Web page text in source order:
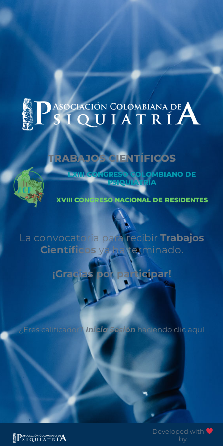
TRABAJOS CIENTÍFICOS
LXIII CONGRESO COLOMBIANO DE
PSIQUIATRÍA
XVIII CONGRESO NACIONAL DE RESIDENTES
La convocatoria para recibir Trabajos
Científicos ya ha terminado.
¡Gracias por participar!
¿Eres calificador?Inicia Sesiónhaciendo clic aquí
Developed with
by